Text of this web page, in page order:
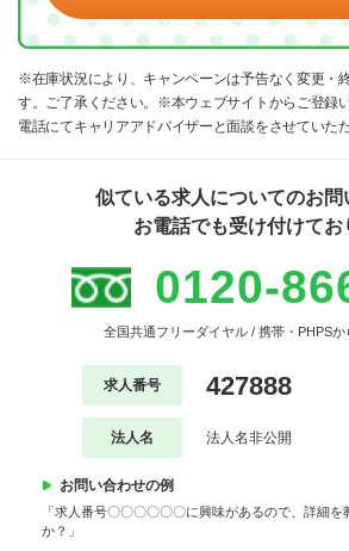
※在庫状況により、キャンペーンは予告なく変更・
す。ご了承ください。※本ウェブサイトからご登録
電話にてキャリアアドバイザーと面談をさせていた
似ている求人についてのお問
お電話でも受け付けてお
0120-
全国共通フリーダイヤル / 携帯・PHPS
求人番号 427888
法人名 法人名非公開
お問い合わせの例
「求人番号〇〇〇〇〇〇に興味があるので、詳細
か？」